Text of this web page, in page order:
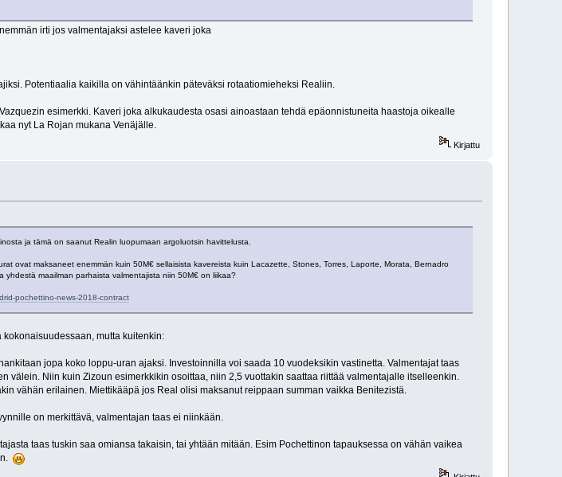
irti jos valmentajaksi astelee kaveri joka
Potentiaalia kaikilla on vähintäänkin päteväksi rotaatiomieheksi Realiin.
esimerkki. Kaveri joka alkukaudesta osasi ainoastaan tehdä epäonnistuneita haastoja oikealle
nyt La Rojan mukana Venäjälle.
Kirjattu
ja tämä on saanut Realin luopumaan argoluotsin havittelusta.
ovat maksaneet enemmän kuin 50M€ sellaisista kavereista kuin Lacazette, Stones, Torres, Laporte, Morata, Bernadro
maailman parhaista valmentajista niin 50M€ on liikaa?
pochettino-news-2018-contract
mutta kuitenkin:
jopa koko loppu-uran ajaksi. Investoinnilla voi saada 10 vuodeksikin vastinetta. Valmentajat taas
välein. Niin kuin Zizoun esimerkkikin osoittaa, niin 2,5 vuottakin saattaa riittää valmentajalle itselleenkin.
vähän erilainen. Miettikääpä jos Real olisi maksanut reippaan summan vaikka Benitezistä.
on merkittävä, valmentajan taas ei niinkään.
taas tuskin saa omiansa takaisin, tai yhtään mitään. Esim Pochettinon tapauksessa on vähän vaikea